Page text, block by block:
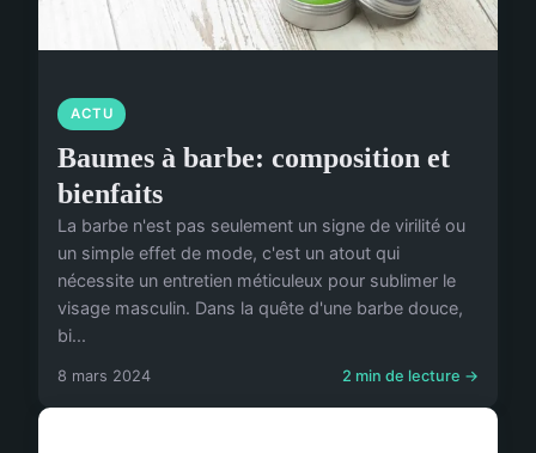
ACTU
Baumes à barbe: composition et
bienfaits
La barbe n'est pas seulement un signe de virilité ou
un simple effet de mode, c'est un atout qui
nécessite un entretien méticuleux pour sublimer le
visage masculin. Dans la quête d'une barbe douce,
bi...
8 mars 2024 2 min de lecture →